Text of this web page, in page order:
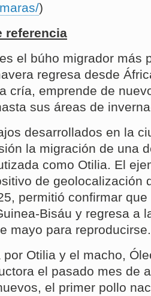
)
referencia
el búho migrador más
regresa desde
cría, emprende de
sus áreas de
desarrollados en la
la migración de una
como Otilia. El
de geolocalización
permitió confirmar
Bisáu y regresa a
mayo para reproducirse.
Otilia y el macho,
el pasado mes de
el primer pollo